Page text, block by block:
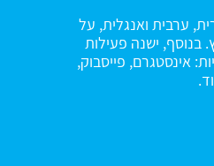
ערבית ואנגלית, על
בנוסף, ישנה פעילות
אינסטגרם, פייסבוק,